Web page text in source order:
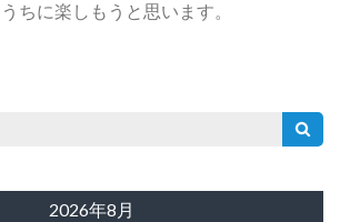
ちに楽しもうと思います。
2026年8月